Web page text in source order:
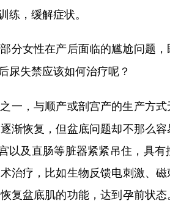
，缓解症状。
分女性在产后面临的尴尬问题
尿失禁应该如何治疗呢？
一，与顺产或剖宫产的生产方
渐恢复，但盆底问题却不那么
以及直肠等脏器紧紧吊住，具
治疗，比如生物反馈电刺激、
复盆底肌的功能，达到孕前状